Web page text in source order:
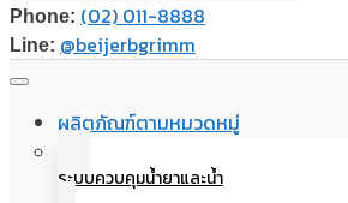
Phone: (02) 011-8888
Line: @beijerbgrimm
ผลิตภัณฑ์ตามหมวดหมู่
ระบบควบคุมน้ำยาและน้ำ